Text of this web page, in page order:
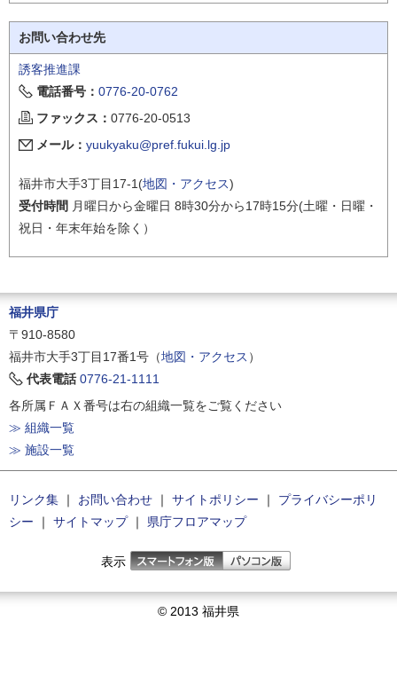
お問い合わせ先
誘客推進課
電話番号： 0776-20-0762
ファックス： 0776-20-0513
メール： yuukyaku@pref.fukui.lg.jp
福井市大手3丁目17-1(地図・アクセス)
受付時間 月曜日から金曜日 8時30分から17時15分(土曜・日曜・
祝日・年末年始を除く）
福井県庁
〒910-8580
福井市大手3丁目17番1号（地図・アクセス ）
代表電話 0776-21-1111
各所属ＦＡＸ番号は右の組織一覧をご覧ください
≫ 組織一覧
≫ 施設一覧
リンク集 ｜ お問い合わせ ｜ サイトポリシー ｜
プライバシーポリ
シー ｜ サイトマップ｜ 県庁フロアマップ
表示
© 2013 福井県